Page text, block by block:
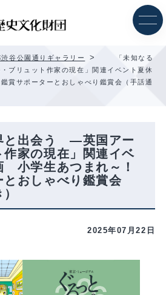
谷公園通りギャラリー >
「未知なる
リュット作家の現在」関連イベント夏休
賞サポーターとおしゃべり鑑賞会（手話通
と出会う —英国アー
作家の現在」関連イベ
小学生あつまれ～！
とおしゃべり鑑賞会
2025年07月22日